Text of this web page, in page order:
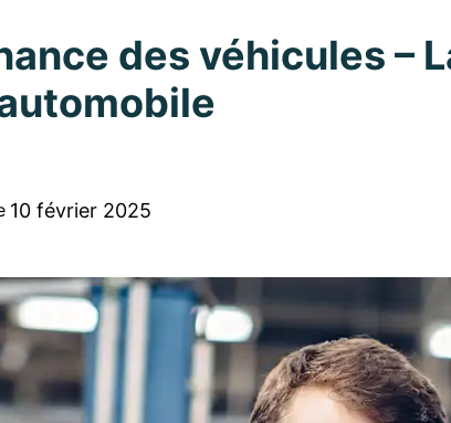
des véhicules –
10 février 2025